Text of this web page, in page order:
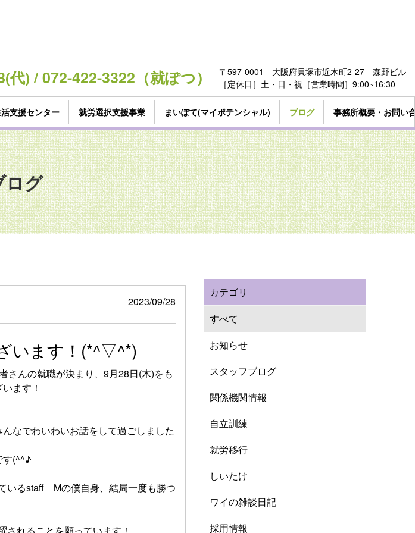
) / 072-422-3322（就ぽつ）
〒597-0001 大阪府貝塚市近木町2-27 森野ビル
［定休日］土・日・祝［営業時間］9:00~16:30
支援センター 就労選択支援事業 まいぽて(マイポテンシャル) ブログ 事務所概要・お問い
ログ
2023/09/28
います！(*^▽^*)
さんの就職が決まり、9月28日(木)をも
ます！
なでわいわいお話をして過ごしました
す(^^♪
いるstaff Mの僕自身、結局一度も勝つ
カテゴリ
すべて
お知らせ
スタッフブログ
関係機関情報
自立訓練
就労移行
しいたけ
ワイの雑談日記
採用情報